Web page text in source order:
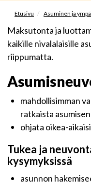
Etusivu Asuminen ja
Maksutonta ja
kaikille nivalalaisille
riippumatta.
mahdollisimman
ratkaista
ohjata oikea-
Tukea ja
kysymyksissä
asunnon